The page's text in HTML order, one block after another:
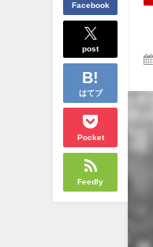
Facebook
post
はてブ
Pocket
Feedly